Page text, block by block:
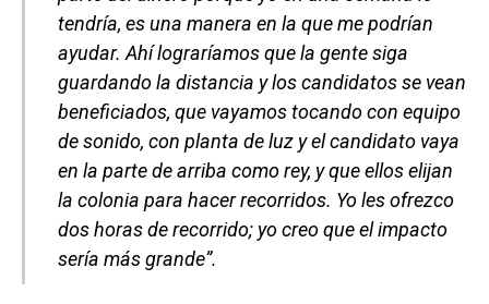
tendría, es una manera en la que me podrían
ayudar. Ahí lograríamos que la gente siga
guardando la distancia y los candidatos se vean
beneficiados, que vayamos tocando con equipo
de sonido, con planta de luz y el candidato vaya
en la parte de arriba como rey, y que ellos elijan
la colonia para hacer recorridos. Yo les ofrezco
dos horas de recorrido; yo creo que el impacto
sería más grande”.